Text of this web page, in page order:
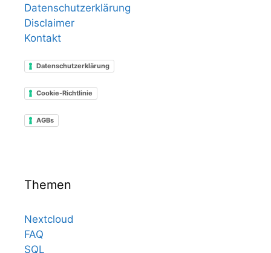
Datenschutzerklärung
Disclaimer
Kontakt
Datenschutzerklärung
Cookie-Richtlinie
AGBs
Themen
Nextcloud
FAQ
SQL